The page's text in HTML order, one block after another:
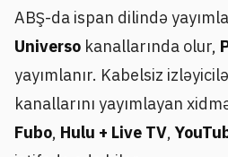
ABŞ-da ispan dilində
Universo kanallarında olur,
yayımlanır. Kabelsiz
kanallarını yayımlayan
Fubo, Hulu + Live TV,